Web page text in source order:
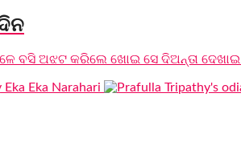
ବସି ଅଝଟ କରିଲେ ଖୋଇ ସେ ଦିଅନ୍ତା